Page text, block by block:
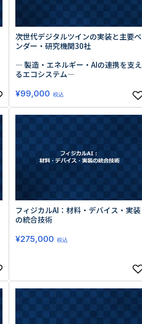
次世代デジタルツインの実装と主要ベ
ンダー・研究機関30社
― 製造・エネルギー・AIの連携を支え
るエコシステム―
¥99,000 税込
フィジカルAI：材料・デバイス・実装
の統合技術
¥275,000 税込